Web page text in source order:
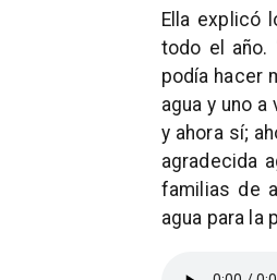
Ella explicó
todo el año.
podía hacer
agua y uno
y ahora sí;
agradecida
familias de
agua para la